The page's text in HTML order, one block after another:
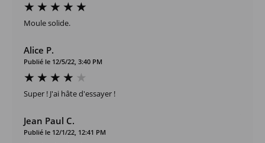
Moule solide.
Alice P.
Publié le 12/5/22, 3:40 PM
Super ! J'ai hâte d'essayer !
Jean Paul C.
Publié le 12/1/22, 12:41 PM